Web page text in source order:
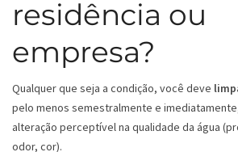
residência ou
empresa?
Qualquer que seja a condição, você deve
pelo menos semestralmente e
alteração perceptível na qualidade da água
odor, cor).